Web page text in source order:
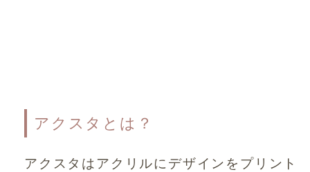
アクスタとは？
アクスタはアクリルにデザインをプリント